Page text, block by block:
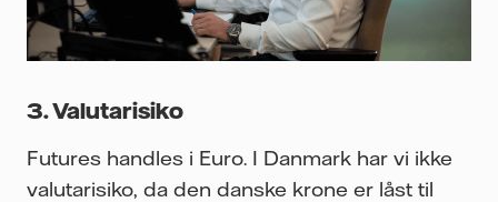
3. Valutarisiko
Futures handles i Euro. I Danmark har vi ikke
valutarisiko, da den danske krone er låst til